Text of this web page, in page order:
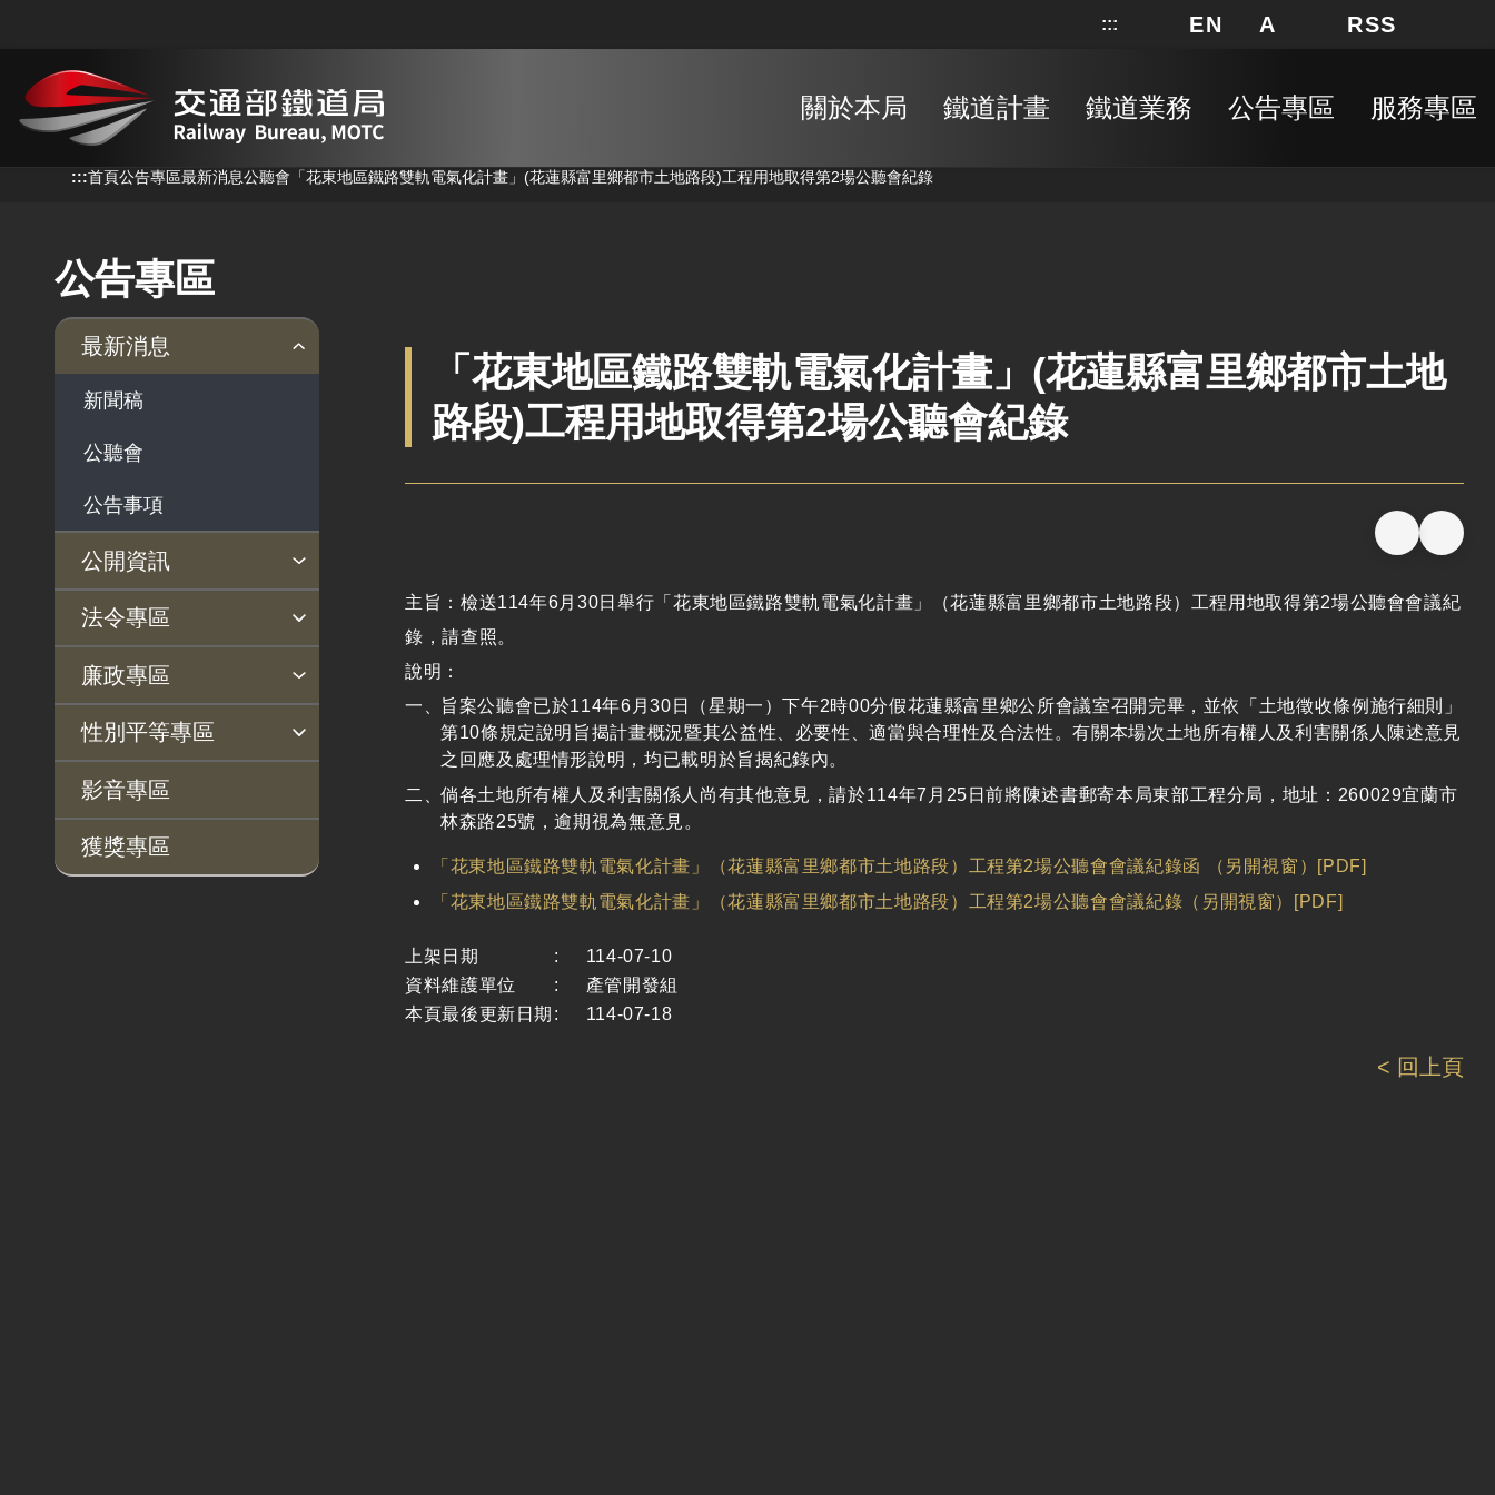
::: 網站地圖
EN A 局長信箱
RSS
關於本局 鐵道計畫 鐵道業務 公告專區 服務專區
:::首頁公告專區最新消息公聽會 「花東地區鐵路雙軌電氣化計畫」(花蓮縣富里鄉都市土地路段)工程用地取得第2場公聽會紀錄
公告專區
最新消息
新聞稿
公聽會
公告事項
公開資訊
主動公開政府資訊專區
法律及法規命令
解釋性規定及裁量基
準
政府機關資訊
行政指導有關文書
施政計畫、業務統計
及研究報告
個人資料保護專區
Open Data專區
出版品專區
雙語詞彙專區
生態檢核專區
用地取得行政透明專區
用地公告
用地法規
徵收案件資訊
臺鐵局撥入資產債務基金
專區
法令專區
法令查詢
解釋性規定及裁量基準
法令英譯徵集意見專區
訴願文件下載
相關實務判解
相關網站資源
廉政專區
揭弊者保護專區
廉政訊息
利益衝突迴避園地
公務員廉政倫理規範
公職人員財產申報園地
廉政檢舉管道
桃地計畫廉政平臺專網
桃地計畫
廉政平臺
啟動儀式及交流座談
性別平等專區
性別平等工作小組
宣傳事項
性別平等推動計畫
性別平等統計分析
性別平等影響評估
性騷擾防治
相關網站
影音專區
獲獎專區
「花東地區鐵路雙軌電氣化計畫」(花蓮縣富里鄉都市土地
路段)工程用地取得第2場公聽會紀錄
主旨：檢送114年6月30日舉行「花東地區鐵路雙軌電氣化計畫」（花蓮縣富里鄉都市土地路段）工程用地取得第2場公聽會會議紀
錄，請查照。
說明：
旨案公聽會已於114年6月30日（星期一）下午2時00分假花蓮縣富里鄉公所會議室召開完畢，並依「土地徵收條例施行細則」
第10條規定說明旨揭計畫概況暨其公益性、必要性、適當與合理性及合法性。有關本場次土地所有權人及利害關係人陳述意見
之回應及處理情形說明，均已載明於旨揭紀錄內。
倘各土地所有權人及利害關係人尚有其他意見，請於114年7月25日前將陳述書郵寄本局東部工程分局，地址：260029宜蘭市
林森路25號，逾期視為無意見。
「花東地區鐵路雙軌電氣化計畫」（花蓮縣富里鄉都市土地路段）工程第2場公聽會會議紀錄函 （另開視窗）[PDF]
「花東地區鐵路雙軌電氣化計畫」（花蓮縣富里鄉都市土地路段）工程第2場公聽會會議紀錄（另開視窗）[PDF]
上架日期 :
114-07-10
資料維護單位
:
產管開發組
本頁最後更新日期 : 114-07-18
< 回上頁